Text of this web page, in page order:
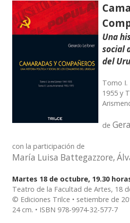
Una
social
del
Tomo I.
1955 y
de
con la participación de
María Luisa Battegazzore,
Martes 18 de octubre, 19.30
Teatro de la Facultad de Artes, 18
© Ediciones Trilce • setiembre de
24 cm. • ISBN 978-9974-32-577-7